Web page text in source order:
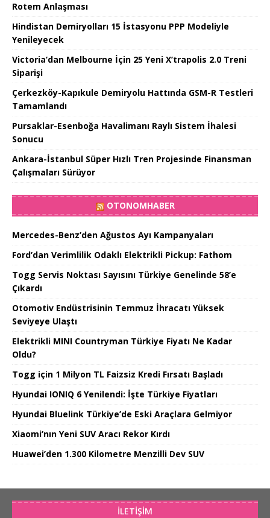
Rotem Anlaşması
Hindistan Demiryolları 15 İstasyonu PPP Modeliyle
Yenileyecek
Victoria’dan Melbourne İçin 25 Yeni X’trapolis 2.0 Treni
Siparişi
Çerkezköy-Kapıkule Demiryolu Hattında GSM-R Testleri
Tamamlandı
Pursaklar-Esenboğa Havalimanı Raylı Sistem İhalesi
Sonucu
Ankara-İstanbul Süper Hızlı Tren Projesinde Finansman
Çalışmaları Sürüyor
OTONOMHABER
Mercedes-Benz’den Ağustos Ayı Kampanyaları
Ford’dan Verimlilik Odaklı Elektrikli Pickup: Fathom
Togg Servis Noktası Sayısını Türkiye Genelinde 58’e
Çıkardı
Otomotiv Endüstrisinin Temmuz İhracatı Yüksek
Seviyeye Ulaştı
Elektrikli MINI Countryman Türkiye Fiyatı Ne Kadar
Oldu?
Togg için 1 Milyon TL Faizsiz Kredi Fırsatı Başladı
Hyundai IONIQ 6 Yenilendi: İşte Türkiye Fiyatları
Hyundai Bluelink Türkiye’de Eski Araçlara Gelmiyor
Xiaomi’nın Yeni SUV Aracı Rekor Kırdı
Huawei’den 1.300 Kilometre Menzilli Dev SUV
İLETIŞIM